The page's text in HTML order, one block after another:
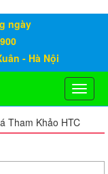
ngày
- Hà Nội
Toggle
Tham Khảo HTC